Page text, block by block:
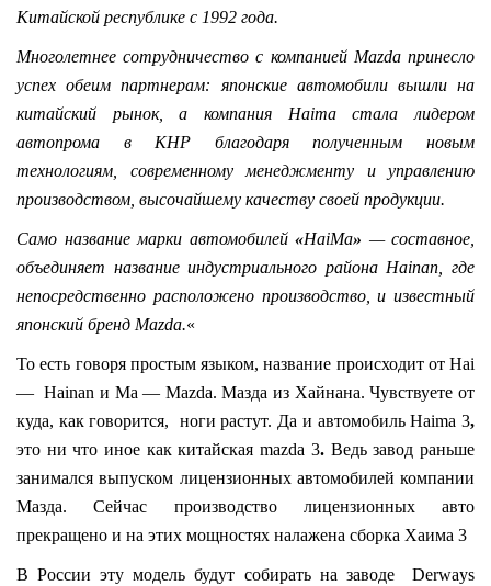
Китайской республике с 1992 года.
Многолетнее сотрудничество с компанией Mazda принесло
успех обеим партнерам: японские автомобили вышли на
китайский рынок, а компания Haima стала лидером
автопрома в КНР благодаря полученным новым
технологиям, современному менеджменту и управлению
производством, высочайшему качеству своей продукции.
Само название марки автомобилей «HaiМa» — составное,
объединяет название индустриального района Hainan, где
непосредственно расположено производство, и известный
японский бренд Mazda.«
То есть говоря простым языком, название происходит от Hai
— Hainan и Ma — Mazda. Мазда из Хайнана. Чувствуете от
куда, как говорится, ноги растут. Да и автомобиль Haima 3,
это ни что иное как китайская mazda 3. Ведь завод раньше
занимался выпуском лицензионных автомобилей компании
Мазда. Сейчас производство лицензионных авто
прекращено и на этих мощностях налажена сборка Хаима 3
В России эту модель будут собирать на заводе Derways